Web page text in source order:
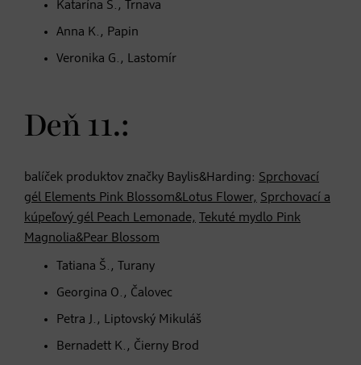
Katarína S., Trnava
Anna K., Papin
Veronika G., Lastomír
Deň 11.:
balíček produktov značky Baylis&Harding: Sprchovací
gél Elements Pink Blossom&Lotus Flower, Sprchovací a
kúpeľový gél Peach Lemonade,
Tekuté mydlo Pink
Magnolia&Pear Blossom
Tatiana Š., Turany
Georgina O., Čalovec
Petra J., Liptovský Mikuláš
Bernadett K., Čierny Brod